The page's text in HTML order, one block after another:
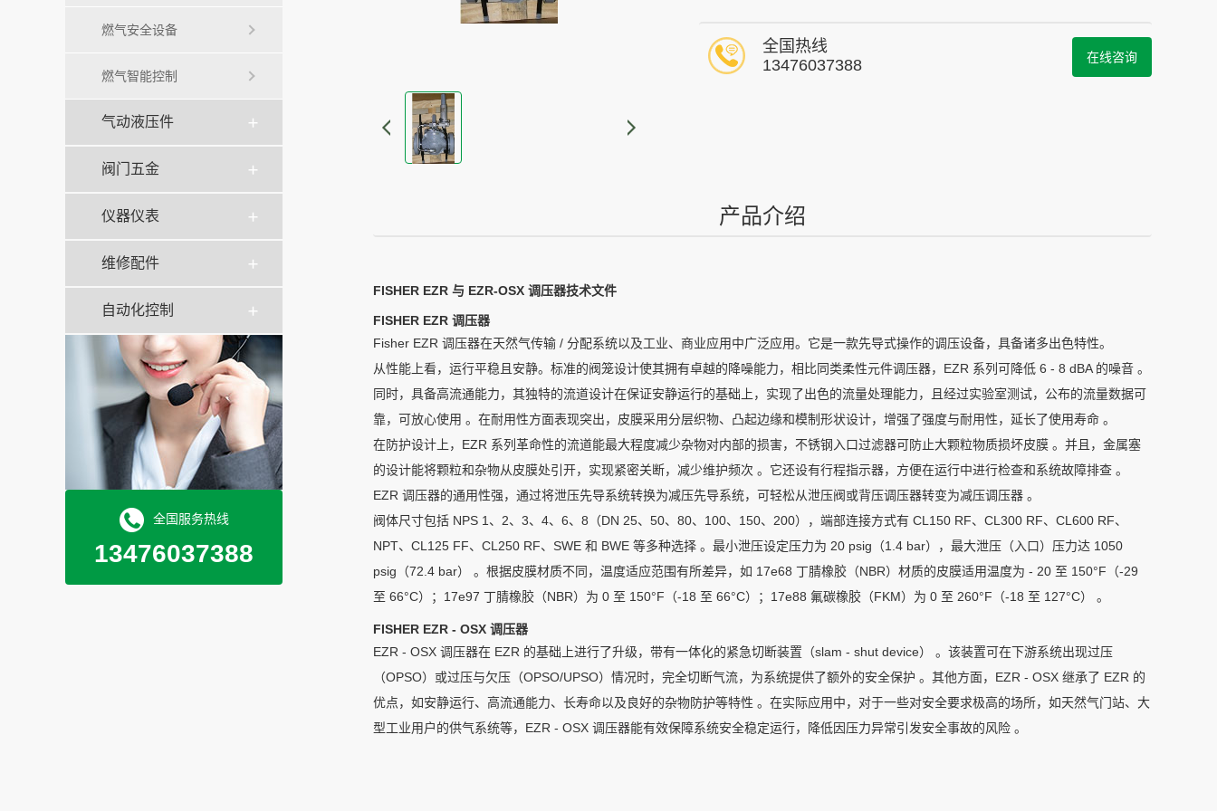
燃气安全设备
燃气智能控制
气动液压件
阀门五金
仪器仪表
维修配件
自动化控制
全国服务热线
13476037388
在线咨询
全国热线
13476037388
产品介绍
FISHER EZR 与 EZR-OSX 调压器技术文件
FISHER EZR 调压器
Fisher EZR 调压器在天然气传输 / 分配系统以及工业、商业应用中广泛应用。它是一款先导式操作的调压设备，具备诸多出色特性。
从性能上看，运行平稳且安静。标准的阀笼设计使其拥有卓越的降噪能力，相比同类柔性元件调压器，EZR 系列可降低 6 - 8 dBA 的噪音 。
同时，具备高流通能力，其独特的流道设计在保证安静运行的基础上，实现了出色的流量处理能力，且经过实验室测试，公布的流量数据可
靠，可放心使用 。在耐用性方面表现突出，皮膜采用分层织物、凸起边缘和模制形状设计，增强了强度与耐用性，延长了使用寿命 。
在防护设计上，EZR 系列革命性的流道能最大程度减少杂物对内部的损害，不锈钢入口过滤器可防止大颗粒物质损坏皮膜 。并且，金属塞
的设计能将颗粒和杂物从皮膜处引开，实现紧密关断，减少维护频次 。它还设有行程指示器，方便在运行中进行检查和系统故障排查 。
EZR 调压器的通用性强，通过将泄压先导系统转换为减压先导系统，可轻松从泄压阀或背压调压器转变为减压调压器 。
阀体尺寸包括 NPS 1、2、3、4、6、8（DN 25、50、80、100、150、200），端部连接方式有 CL150 RF、CL300 RF、CL600 RF、
NPT、CL125 FF、CL250 RF、SWE 和 BWE 等多种选择 。最小泄压设定压力为 20 psig（1.4 bar），最大泄压（入口）压力达 1050
psig（72.4 bar） 。根据皮膜材质不同，温度适应范围有所差异，如 17e68 丁腈橡胶（NBR）材质的皮膜适用温度为 - 20 至 150°F（-29
至 66°C）；17e97 丁腈橡胶（NBR）为 0 至 150°F（-18 至 66°C）；17e88 氟碳橡胶（FKM）为 0 至 260°F（-18 至 127°C） 。
FISHER EZR - OSX 调压器
EZR - OSX 调压器在 EZR 的基础上进行了升级，带有一体化的紧急切断装置（slam - shut device） 。该装置可在下游系统出现过压
（OPSO）或过压与欠压（OPSO/UPSO）情况时，完全切断气流，为系统提供了额外的安全保护 。其他方面，EZR - OSX 继承了 EZR 的
优点，如安静运行、高流通能力、长寿命以及良好的杂物防护等特性 。在实际应用中，对于一些对安全要求极高的场所，如天然气门站、大
型工业用户的供气系统等，EZR - OSX 调压器能有效保障系统安全稳定运行，降低因压力异常引发安全事故的风险 。